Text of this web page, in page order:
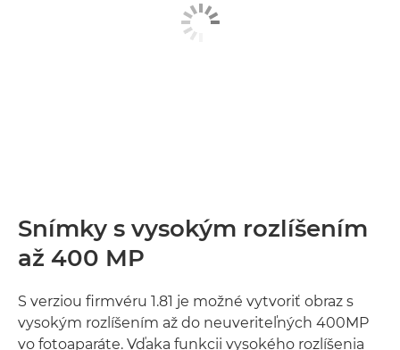
Snímky s vysokým rozlíšením
až 400 MP
S verziou firmvéru 1.81 je možné vytvoriť obraz s
vysokým rozlíšením až do neuveriteľných 400MP
vo fotoaparáte. Vďaka funkcii vysokého rozlíšenia